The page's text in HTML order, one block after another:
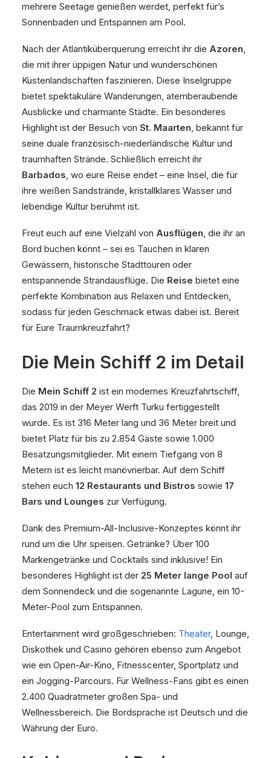
mehrere Seetage genießen werdet, perfekt für’s
Sonnenbaden und Entspannen am Pool.
Nach der Atlantiküberquerung erreicht ihr die Azoren,
die mit ihrer üppigen Natur und wunderschönen
Küstenlandschaften faszinieren. Diese Inselgruppe
bietet spektakuläre Wanderungen, atemberaubende
Ausblicke und charmante Städte. Ein besonderes
Highlight ist der Besuch von St. Maarten, bekannt für
seine duale französisch-niederländische Kultur und
traumhaften Strände. Schließlich erreicht ihr
Barbados, wo eure Reise endet – eine Insel, die für
ihre weißen Sandstrände, kristallklares Wasser und
lebendige Kultur berühmt ist.
Freut euch auf eine Vielzahl von Ausflügen, die ihr an
Bord buchen könnt – sei es Tauchen in klaren
Gewässern, historische Stadttouren oder
entspannende Strandausflüge. Die Reise bietet eine
perfekte Kombination aus Relaxen und Entdecken,
sodass für jeden Geschmack etwas dabei ist. Bereit
für Eure Traumkreuzfahrt?
Die Mein Schiff 2 im Detail
Die Mein Schiff 2 ist ein modernes Kreuzfahrtschiff,
das 2019 in der Meyer Werft Turku fertiggestellt
wurde. Es ist 316 Meter lang und 36 Meter breit und
bietet Platz für bis zu 2.854 Gäste sowie 1.000
Besatzungsmitglieder. Mit einem Tiefgang von 8
Metern ist es leicht manövrierbar. Auf dem Schiff
stehen euch 12 Restaurants und Bistros sowie 17
Bars und Lounges zur Verfügung.
Dank des Premium-All-Inclusive-Konzeptes könnt ihr
rund um die Uhr speisen. Getränke? Über 100
Markengetränke und Cocktails sind inklusive! Ein
besonderes Highlight ist der 25 Meter lange Pool auf
dem Sonnendeck und die sogenannte Lagune, ein 10-
Meter-Pool zum Entspannen.
Entertainment wird großgeschrieben: Theater, Lounge,
Diskothek und Casino gehören ebenso zum Angebot
wie ein Open-Air-Kino, Fitnesscenter, Sportplatz und
ein Jogging-Parcours. Für Wellness-Fans gibt es einen
2.400 Quadratmeter großen Spa- und
Wellnessbereich. Die Bordsprache ist Deutsch und die
Währung der Euro.